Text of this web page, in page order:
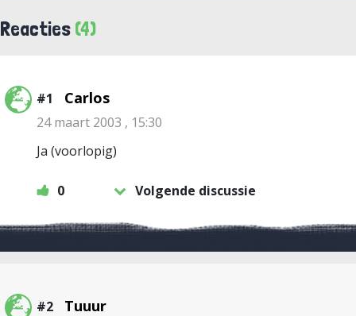
Reacties (4)
#1 Carlos
24 maart 2003 , 15:30
Ja (voorlopig)
0 Volgende discussie
#2 Tuuur